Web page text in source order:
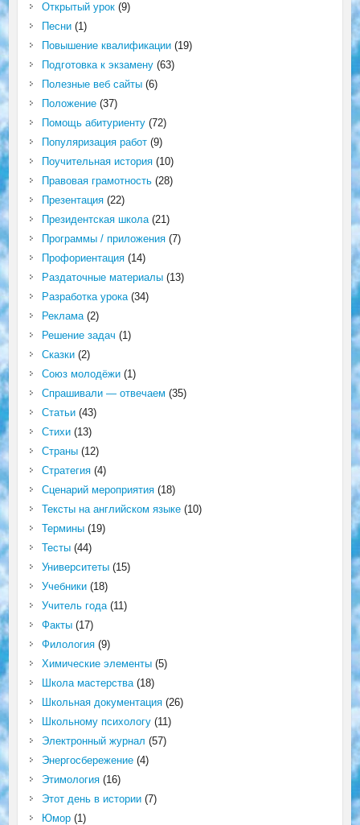
Открытый урок(9)
Песни(1)
Повышение квалификации(19)
Подготовка к экзамену(63)
Полезные веб сайты(6)
Положение(37)
Помощь абитуриенту(72)
Популяризация работ(9)
Поучительная история(10)
Правовая грамотность(28)
Презентация(22)
Президентская школа(21)
Программы / приложения(7)
Профориентация(14)
Раздаточные материалы(13)
Разработка урока(34)
Реклама(2)
Решение задач (1)
Сказки(2)
Союз молодёжи(1)
Спрашивали — отвечаем (35)
Статьи(43)
Стихи(13)
Страны(12)
Стратегия(4)
Сценарий мероприятия(18)
Тексты на английском языке(10)
Термины(19)
Тесты(44)
Университеты(15)
Учебники(18)
Учитель года(11)
Факты(17)
Филология(9)
Химические элементы(5)
Школа мастерства(18)
Школьная документация(26)
Школьному психологу(11)
Электронный журнал (57)
Энергосбережение(4)
Этимология(16)
Этот день в истории(7)
Юмор(1)